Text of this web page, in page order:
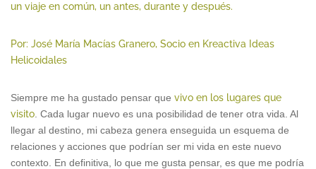
un viaje en común, un antes, durante y después.
Por: José María Macías Granero, Socio en Kreactiva Ideas
Helicoidales
Siempre me ha gustado pensar que vivo en los lugares que
visito . Cada lugar nuevo es una posibilidad de tener otra vida. Al
llegar al destino, mi cabeza genera enseguida un esquema de
relaciones y acciones que podrían ser mi vida en este nuevo
contexto. En definitiva, lo que me gusta pensar, es que me podría